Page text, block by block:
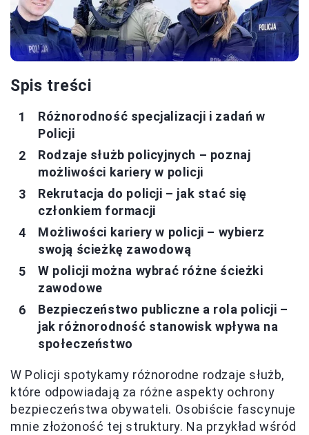
Spis treści
Różnorodność specjalizacji i zadań w
Policji
Rodzaje służb policyjnych – poznaj
możliwości kariery w policji
Rekrutacja do policji – jak stać się
członkiem formacji
Możliwości kariery w policji – wybierz
swoją ścieżkę zawodową
W policji można wybrać różne ścieżki
zawodowe
Bezpieczeństwo publiczne a rola policji –
jak różnorodność stanowisk wpływa na
społeczeństwo
W Policji spotykamy różnorodne rodzaje służb,
które odpowiadają za różne aspekty ochrony
bezpieczeństwa obywateli. Osobiście fascynuje
mnie złożoność tej struktury. Na przykład wśród